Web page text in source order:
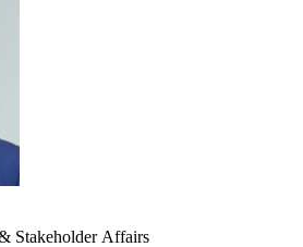
Stakeholder Affairs